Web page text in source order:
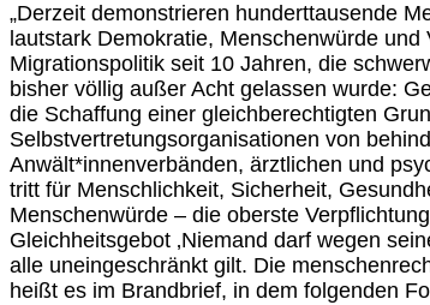
„Derzeit demonstrieren hunderttausende
lautstark Demokratie, Menschenwürde
Migrationspolitik seit 10 Jahren, die
bisher völlig außer Acht gelassen wurde:
die Schaffung einer gleichberechtigten
Selbstvertretungsorganisationen von
Anwält*innenverbänden, ärztlichen und
tritt für Menschlichkeit, Sicherheit,
Menschenwürde – die oberste
Gleichheitsgebot ‚Niemand darf wegen
alle uneingeschränkt gilt. Die
heißt es im Brandbrief, in dem folgenden